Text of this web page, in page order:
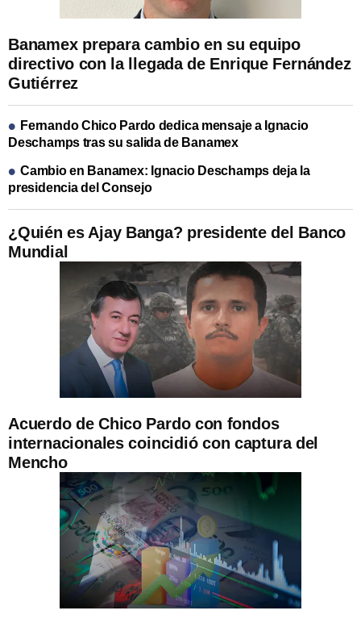
¿Quién es Ajay Banga? presidente del Banco
Mundial
Acuerdo de Chico Pardo con fondos
internacionales coincidió con captura del
Mencho
Banamex prepara cambio en su equipo
directivo con la llegada de Enrique Fernández
Gutiérrez
Fernando Chico Pardo dedica mensaje a Ignacio
Deschamps tras su salida de Banamex
Cambio en Banamex: Ignacio Deschamps deja la
presidencia del Consejo